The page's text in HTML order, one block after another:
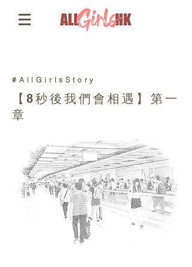
#AllGirlsStory
【8秒後我們會相遇】第一
章